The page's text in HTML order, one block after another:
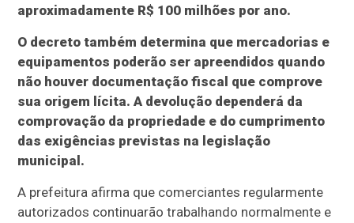
aproximadamente R$ 100 milhões por ano.
O decreto também determina que mercadorias e
equipamentos poderão ser apreendidos quando
não houver documentação fiscal que comprove
sua origem lícita. A devolução dependerá da
comprovação da propriedade e do cumprimento
das exigências previstas na legislação
municipal.
A prefeitura afirma que comerciantes regularmente
autorizados continuarão trabalhando normalmente e